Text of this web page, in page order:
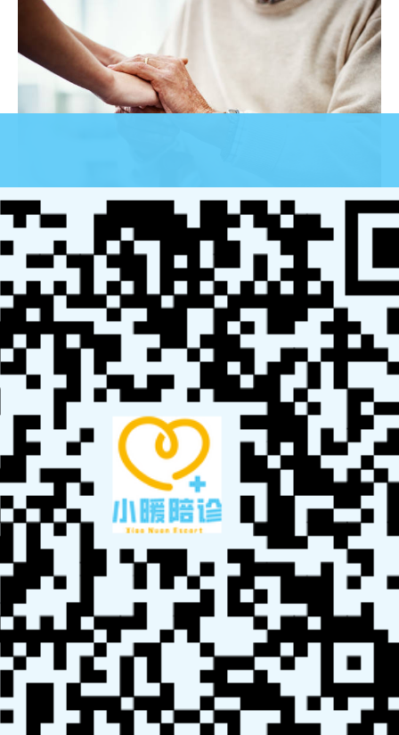
近年来，老年人因身体状况和生活习惯无法独立就医的情
况日益普遍，而医院复杂的就诊流程更是加大了这一需
求。与此同时，政府对老龄化社会的重视，也为医疗陪诊
成长。
小暖陪诊技能培训中心为希望进入这一领域的人士提供了
完善的培训项目，适合各类背景的人员。无论是从事家
政、养老、医疗服务的人员，还是有志于此的高校学生，
都能在这里找到适合自己的职业路径。良好的沟通能力和
服务意识是成功的关键。
为应对不断变化的市场需求，行业需要更多具备专业背景和
能力的人才。通过加强培训和提高专业水平，陪诊行业将能
够更好地服务于患者，推动整个行业的健康发展。
陪诊师考试报名官网 陪诊师考试题目答案 陪诊师证书 陪诊师考证 陪诊
接单 陪诊考试 陪诊师报考 陪诊师培训 陪诊师证书 陪诊师报名
陪诊师官
http://www.zhipianrenhi.com/pei_zhen_kao_shi.php?
key=%E5%8D%97%E4%BA%AC%E9%99%AA%E8%AF%8A%E5%9F%B9%E8
%AE%AD%E5%A4%9A%E5%B0%91%E9%92%B1